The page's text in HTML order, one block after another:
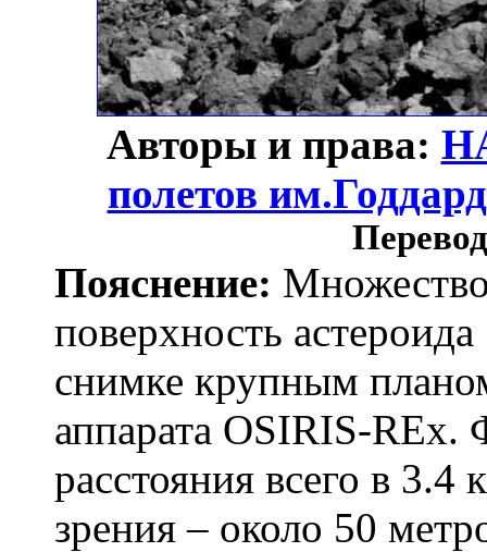
Авторы и права:
полетов
Пояснение:
поверхность
снимке крупным
аппарата OSIRIS-REx.
расстояния всего в 3.4
зрения – около 50